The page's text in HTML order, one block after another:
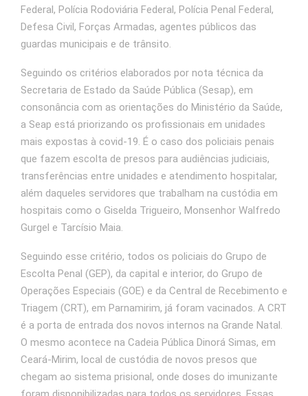
Federal, Polícia Rodoviária Federal, Polícia Penal Federal,
Defesa Civil, Forças Armadas, agentes públicos das
guardas municipais e de trânsito.
Seguindo os critérios elaborados por nota técnica da
Secretaria de Estado da Saúde Pública (Sesap), em
consonância com as orientações do Ministério da Saúde,
a Seap está priorizando os profissionais em unidades
mais expostas à covid-19. É o caso dos policiais penais
que fazem escolta de presos para audiências judiciais,
transferências entre unidades e atendimento hospitalar,
além daqueles servidores que trabalham na custódia em
hospitais como o Giselda Trigueiro, Monsenhor Walfredo
Gurgel e Tarcísio Maia.
Seguindo esse critério, todos os policiais do Grupo de
Escolta Penal (GEP), da capital e interior, do Grupo de
Operações Especiais (GOE) e da Central de Recebimento e
Triagem (CRT), em Parnamirim, já foram vacinados. A CRT
é a porta de entrada dos novos internos na Grande Natal.
O mesmo acontece na Cadeia Pública Dinorá Simas, em
Ceará-Mirim, local de custódia de novos presos que
chegam ao sistema prisional, onde doses do imunizante